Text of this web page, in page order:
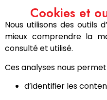
Cookies et
Nous utilisons des outils
mieux comprendre la
consulté et utilisé.
Ces analyses nous
d’identifier les